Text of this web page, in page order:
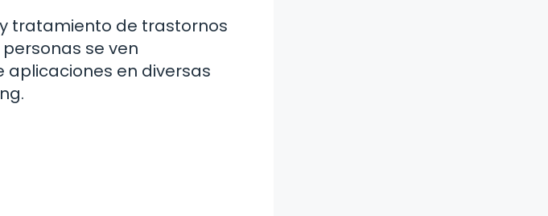
tratamiento de trastornos
se ven
aplicaciones en diversas